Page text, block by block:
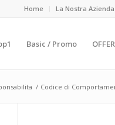
Home La Nostra Azienda
Basic / Promo
/ Codice di